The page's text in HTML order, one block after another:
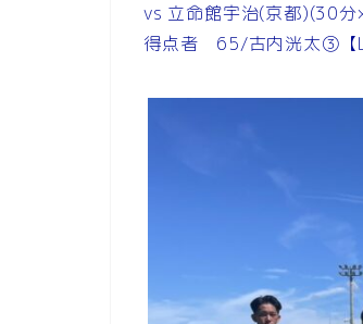
vs 立命館宇治(京都
得点者 65/古内洸太③【